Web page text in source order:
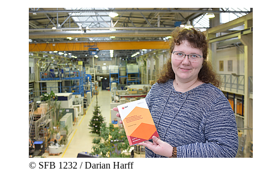
© SFB 1232 / Darian Harff